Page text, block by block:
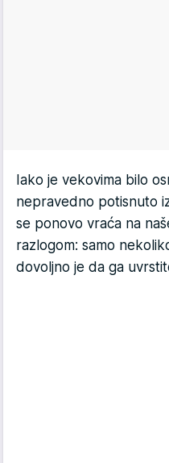
Iako je vekovima bilo
nepravedno potisnuto
se ponovo vraća na
razlogom: samo
dovoljno je da ga